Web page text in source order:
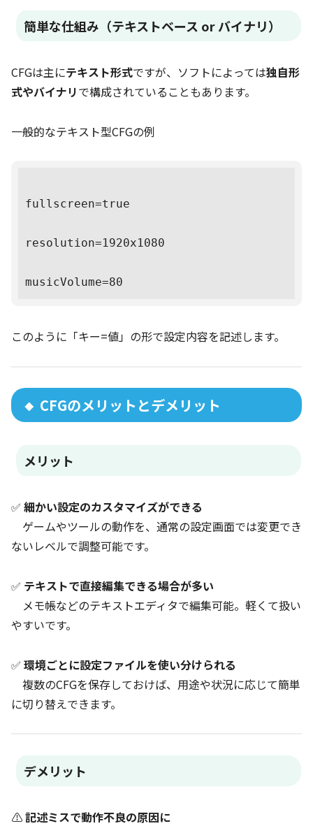
簡単な仕組み（テキストベース or バイナリ）
CFGは主にテキスト形式ですが、ソフトによっては独自形
式やバイナリで構成されていることもあります。
一般的なテキスト型CFGの例
fullscreen=true
resolution=1920x1080
このように「キー=値」の形で設定内容を記述します。
🔸 CFGのメリットとデメリット
メリット
✅ 細かい設定のカスタマイズができる
ゲームやツールの動作を、通常の設定画面では変更でき
ないレベルで調整可能です。
✅ テキストで直接編集できる場合が多い
メモ帳などのテキストエディタで編集可能。軽くて扱い
やすいです。
✅ 環境ごとに設定ファイルを使い分けられる
複数のCFGを保存しておけば、用途や状況に応じて簡単
に切り替えできます。
デメリット
⚠記述ミスで動作不良の原因に